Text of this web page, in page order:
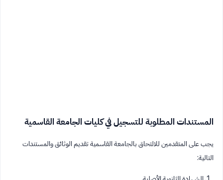
المستندات المطلوبة للتسجيل في كليات الجامعة القاسمية
يجب على المتقدمين للالتحاق بالجامعة القاسمية تقديم الوثائق والمستندات
التالية: